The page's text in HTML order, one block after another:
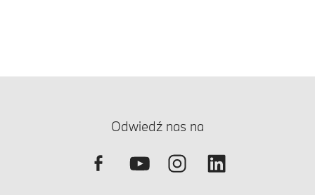
Odwiedź nas na